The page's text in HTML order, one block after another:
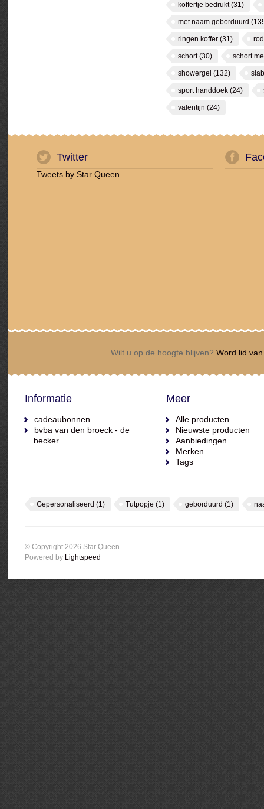
koffertje bedrukt(31)
met naam geborduurd
ringen koffer (31)
schort(30) schort
showergel (132)
sport handdoek (24)
valentijn (24)
Twitter
Tweets by Star Queen
Wilt u op de hoogte blijven? Word lid
Informatie
cadeaubonnen
bvba van den broeck - de
becker
Meer
Alle producten
Nieuwste producten
Aanbiedingen
Merken
Tags
Gepersonaliseerd (1) Tutpopje (1) geborduurd (1)
© Copyright 2026 Star Queen
Powered by Lightspeed